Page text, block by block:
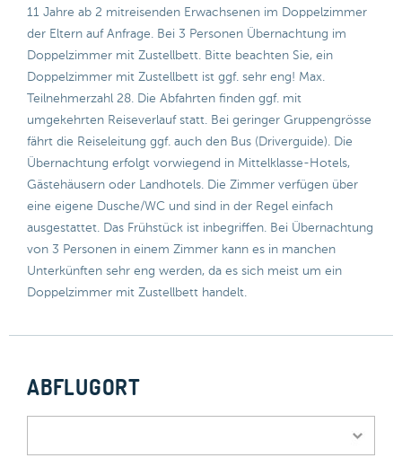
11 Jahre ab 2 mitreisenden Erwachsenen im Doppelzimmer
der Eltern auf Anfrage. Bei 3 Personen Übernachtung im
Doppelzimmer mit Zustellbett. Bitte beachten Sie, ein
Doppelzimmer mit Zustellbett ist ggf. sehr eng! Max.
Teilnehmerzahl 28. Die Abfahrten finden ggf. mit
umgekehrten Reiseverlauf statt. Bei geringer Gruppengrösse
fährt die Reiseleitung ggf. auch den Bus (Driverguide). Die
Übernachtung erfolgt vorwiegend in Mittelklasse-Hotels,
Gästehäusern oder Landhotels. Die Zimmer verfügen über
eine eigene Dusche/WC und sind in der Regel einfach
ausgestattet. Das Frühstück ist inbegriffen. Bei Übernachtung
von 3 Personen in einem Zimmer kann es in manchen
Unterkünften sehr eng werden, da es sich meist um ein
Doppelzimmer mit Zustellbett handelt.
ABFLUGORT